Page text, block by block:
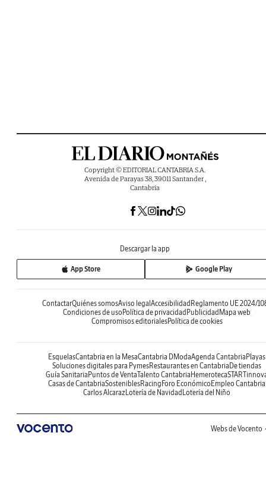
Copyright © EDITORIAL CANTABRIA S.A.
Avenida de Parayas 38, 39011 Santander ,
Cantabria
Descargar la app
App Store Google Play
ContactarQuiénes somosAviso legalAccesibilidadReglamento UE 2024/
Condiciones de usoPolítica de privacidadPublicidadMapa web
Compromisos editorialesPolítica de cookies
EsquelasCantabria en la MesaCantabria DModaAgenda CantabriaPlayas
Soluciones digitales para PymesRestaurantes en CantabriaDe tiendas
Guía SanitariaPuntos de VentaTalento CantabriaHemeroteca
Casas de CantabriaSosteniblesRacingForo EconómicoEmpleo Cantabria
Carlos AlcarazLotería de NavidadLotería del Niño
Webs de Vocento